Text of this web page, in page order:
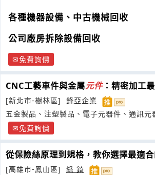
各種機器設備、中古機械回收
公司廠房拆除設備回收
免費詢價
CNC工藝車件與金屬元件：精密加工
[新北市-樹林區]
鋒亞企業
五金製品、注塑製品、電子元器件、通訊元
免費詢價
從保險絲原理到規格，教你選擇最適
[高雄市-鳳山區]
綠 錡